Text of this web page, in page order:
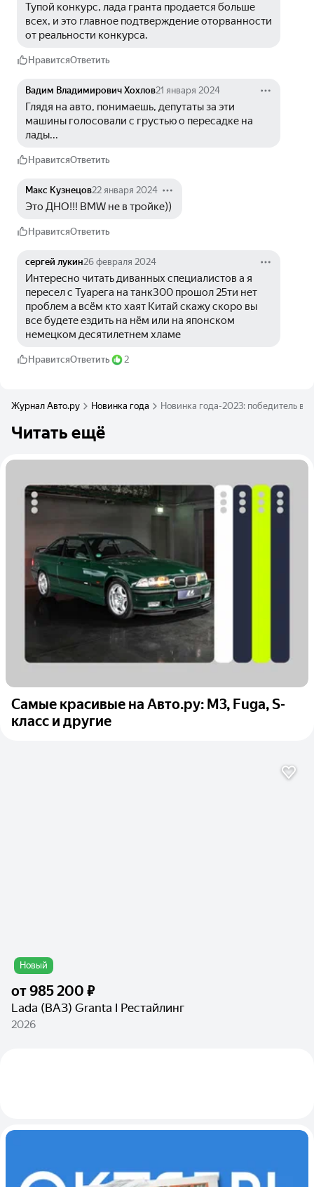
Тупой конкурс, лада гранта продается больше
всех, и это главное подтверждение оторванности
от реальности конкурса.
НравитсяОтветить
Вадим Владимирович Хохлов21 января 2024
Глядя на авто, понимаешь, депутаты за эти
машины голосовали с грустью о пересадке на
лады...
НравитсяОтветить
Макс Кузнецов22 января 2024
Это ДНО!!! BMW не в тройке))
НравитсяОтветить
сергей лукин26 февраля 2024
Интересно читать диванных специалистов а я
пересел с Туарега на танк300 прошол 25ти нет
проблем а всём кто хаят Китай скажу скоро вы
все будете ездить на нём или на японском
немецком десятилетнем хламе
НравитсяОтветить 2
Журнал Авто.ру Новинка года Новинка года-2023: победитель
Читать ещё
Самые красивые на Авто.ру: M3, Fuga, S-
класс и другие
Новый
от985 200 ₽
Lada (ВАЗ) Granta I Рестайлинг
2026